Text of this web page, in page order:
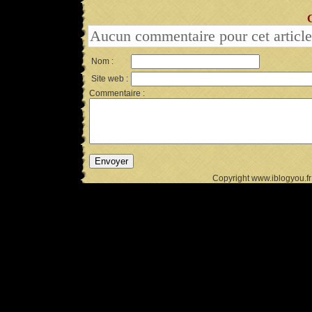
Aucun commentaire pour cet article
Nom :
Site web :
Commentaire :
Copyright